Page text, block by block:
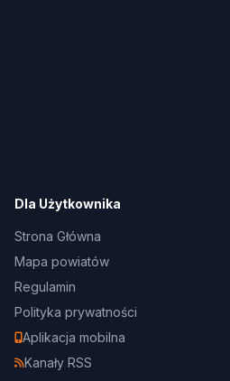
Dla Użytkownika
Strona Główna
Mapa powiatów
Regulamin
Polityka prywatności
Aplikacja mobilna
Kanały RSS